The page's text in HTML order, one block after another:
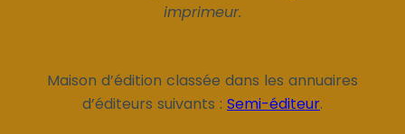
imprimeur.
Maison d’édition classée dans les annuaires
d’éditeurs suivants : Semi-éditeur.